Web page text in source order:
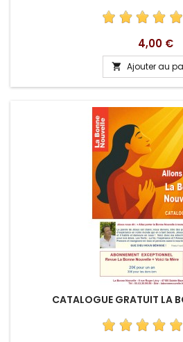
Prix
4,00 €
 Ajouter au
CATALOGUE GRATUIT LA